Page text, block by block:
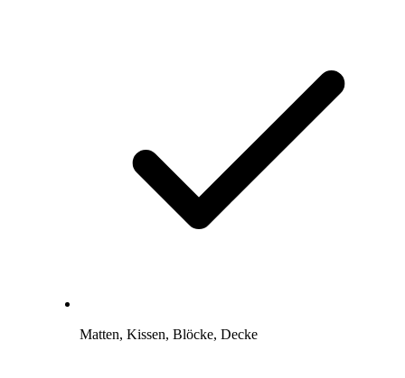
Matten, Kissen, Blöcke, Decke